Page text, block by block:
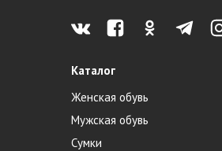
Каталог
Женская обувь
Мужская обувь
Сумки